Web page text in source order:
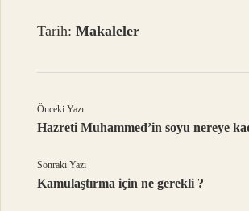
Tarih:Makaleler
Önceki Yazı
Hazreti Muhammed’in soyu nereye
Sonraki Yazı
Kamulaştırma için ne gerekli ?